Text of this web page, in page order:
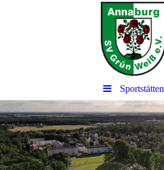
Sportstätten